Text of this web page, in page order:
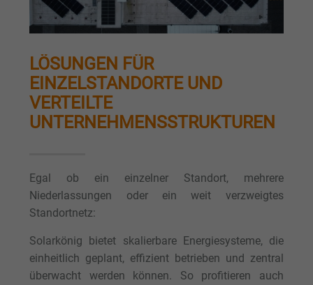
LÖSUNGEN FÜR
EINZELSTANDORTE UND
VERTEILTE
UNTERNEHMENSSTRUKTUREN
Egal ob ein einzelner Standort, mehrere
Niederlassungen oder ein weit verzweigtes
Standortnetz:
Solarkönig bietet skalierbare Energiesysteme, die
einheitlich geplant, effizient betrieben und zentral
überwacht werden können. So profitieren auch